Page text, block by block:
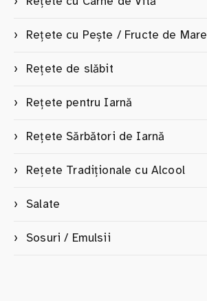
Rețete cu Pește / Fructe de Mare
Rețete de slăbit
Rețete pentru Iarnă
Rețete Sărbători de Iarnă
Rețete Tradiționale cu Alcool
Salate
Sosuri / Emulsii